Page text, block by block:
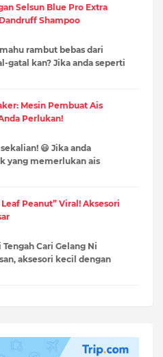
Selsun Blue Pro Extra
Shampoo
rambut bebas dari
gatal kan? Jika anda seperti
Mesin Pembuat Ais
Perlukan!
😃 Jika anda
yang memerlukan ais
Peanut” Viral! Aksesori
Tengah Cari Gelang Ni
aksesori kecil dengan